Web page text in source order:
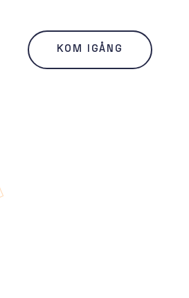
KOM IGÅNG